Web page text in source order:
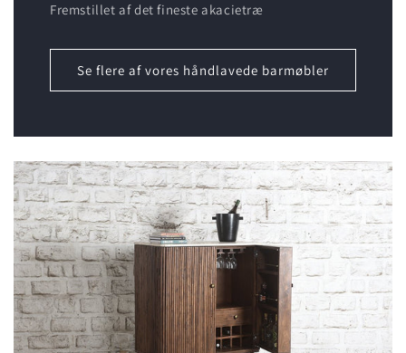
Fremstillet af det fineste akacietræ
Se flere af vores håndlavede barmøbler